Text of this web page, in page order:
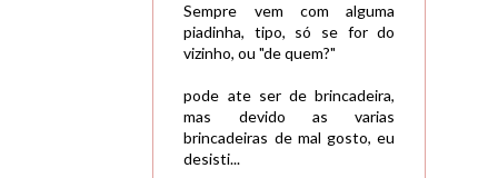
Sempre vem com alguma
piadinha, tipo, só se for do
vizinho, ou "de quem?"
pode ate ser de brincadeira,
mas devido as varias
brincadeiras de mal gosto, eu
desisti...